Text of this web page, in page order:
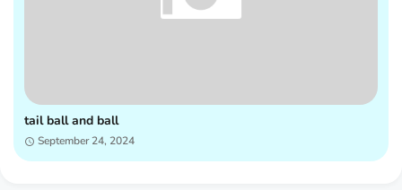
tail ball and ball
September 24, 2024